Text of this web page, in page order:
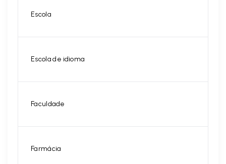
Escola
Escola de idioma
Faculdade
Farmácia